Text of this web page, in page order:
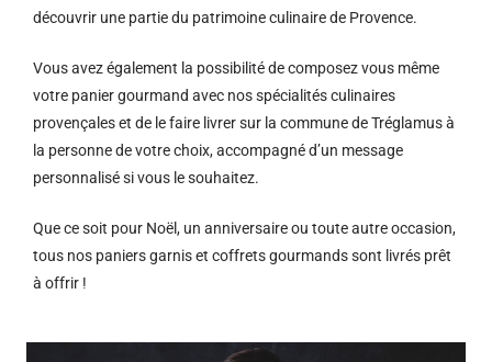
découvrir une partie du patrimoine culinaire de Provence.
Vous avez également la possibilité de composez vous même
votre panier gourmand avec nos spécialités culinaires
provençales et de le faire livrer sur la commune de Tréglamus à
la personne de votre choix, accompagné d’un message
personnalisé si vous le souhaitez.
Que ce soit pour Noël, un anniversaire ou toute autre occasion,
tous nos paniers garnis et coffrets gourmands sont livrés prêt
à offrir !